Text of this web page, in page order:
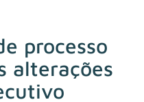
processo
alterações